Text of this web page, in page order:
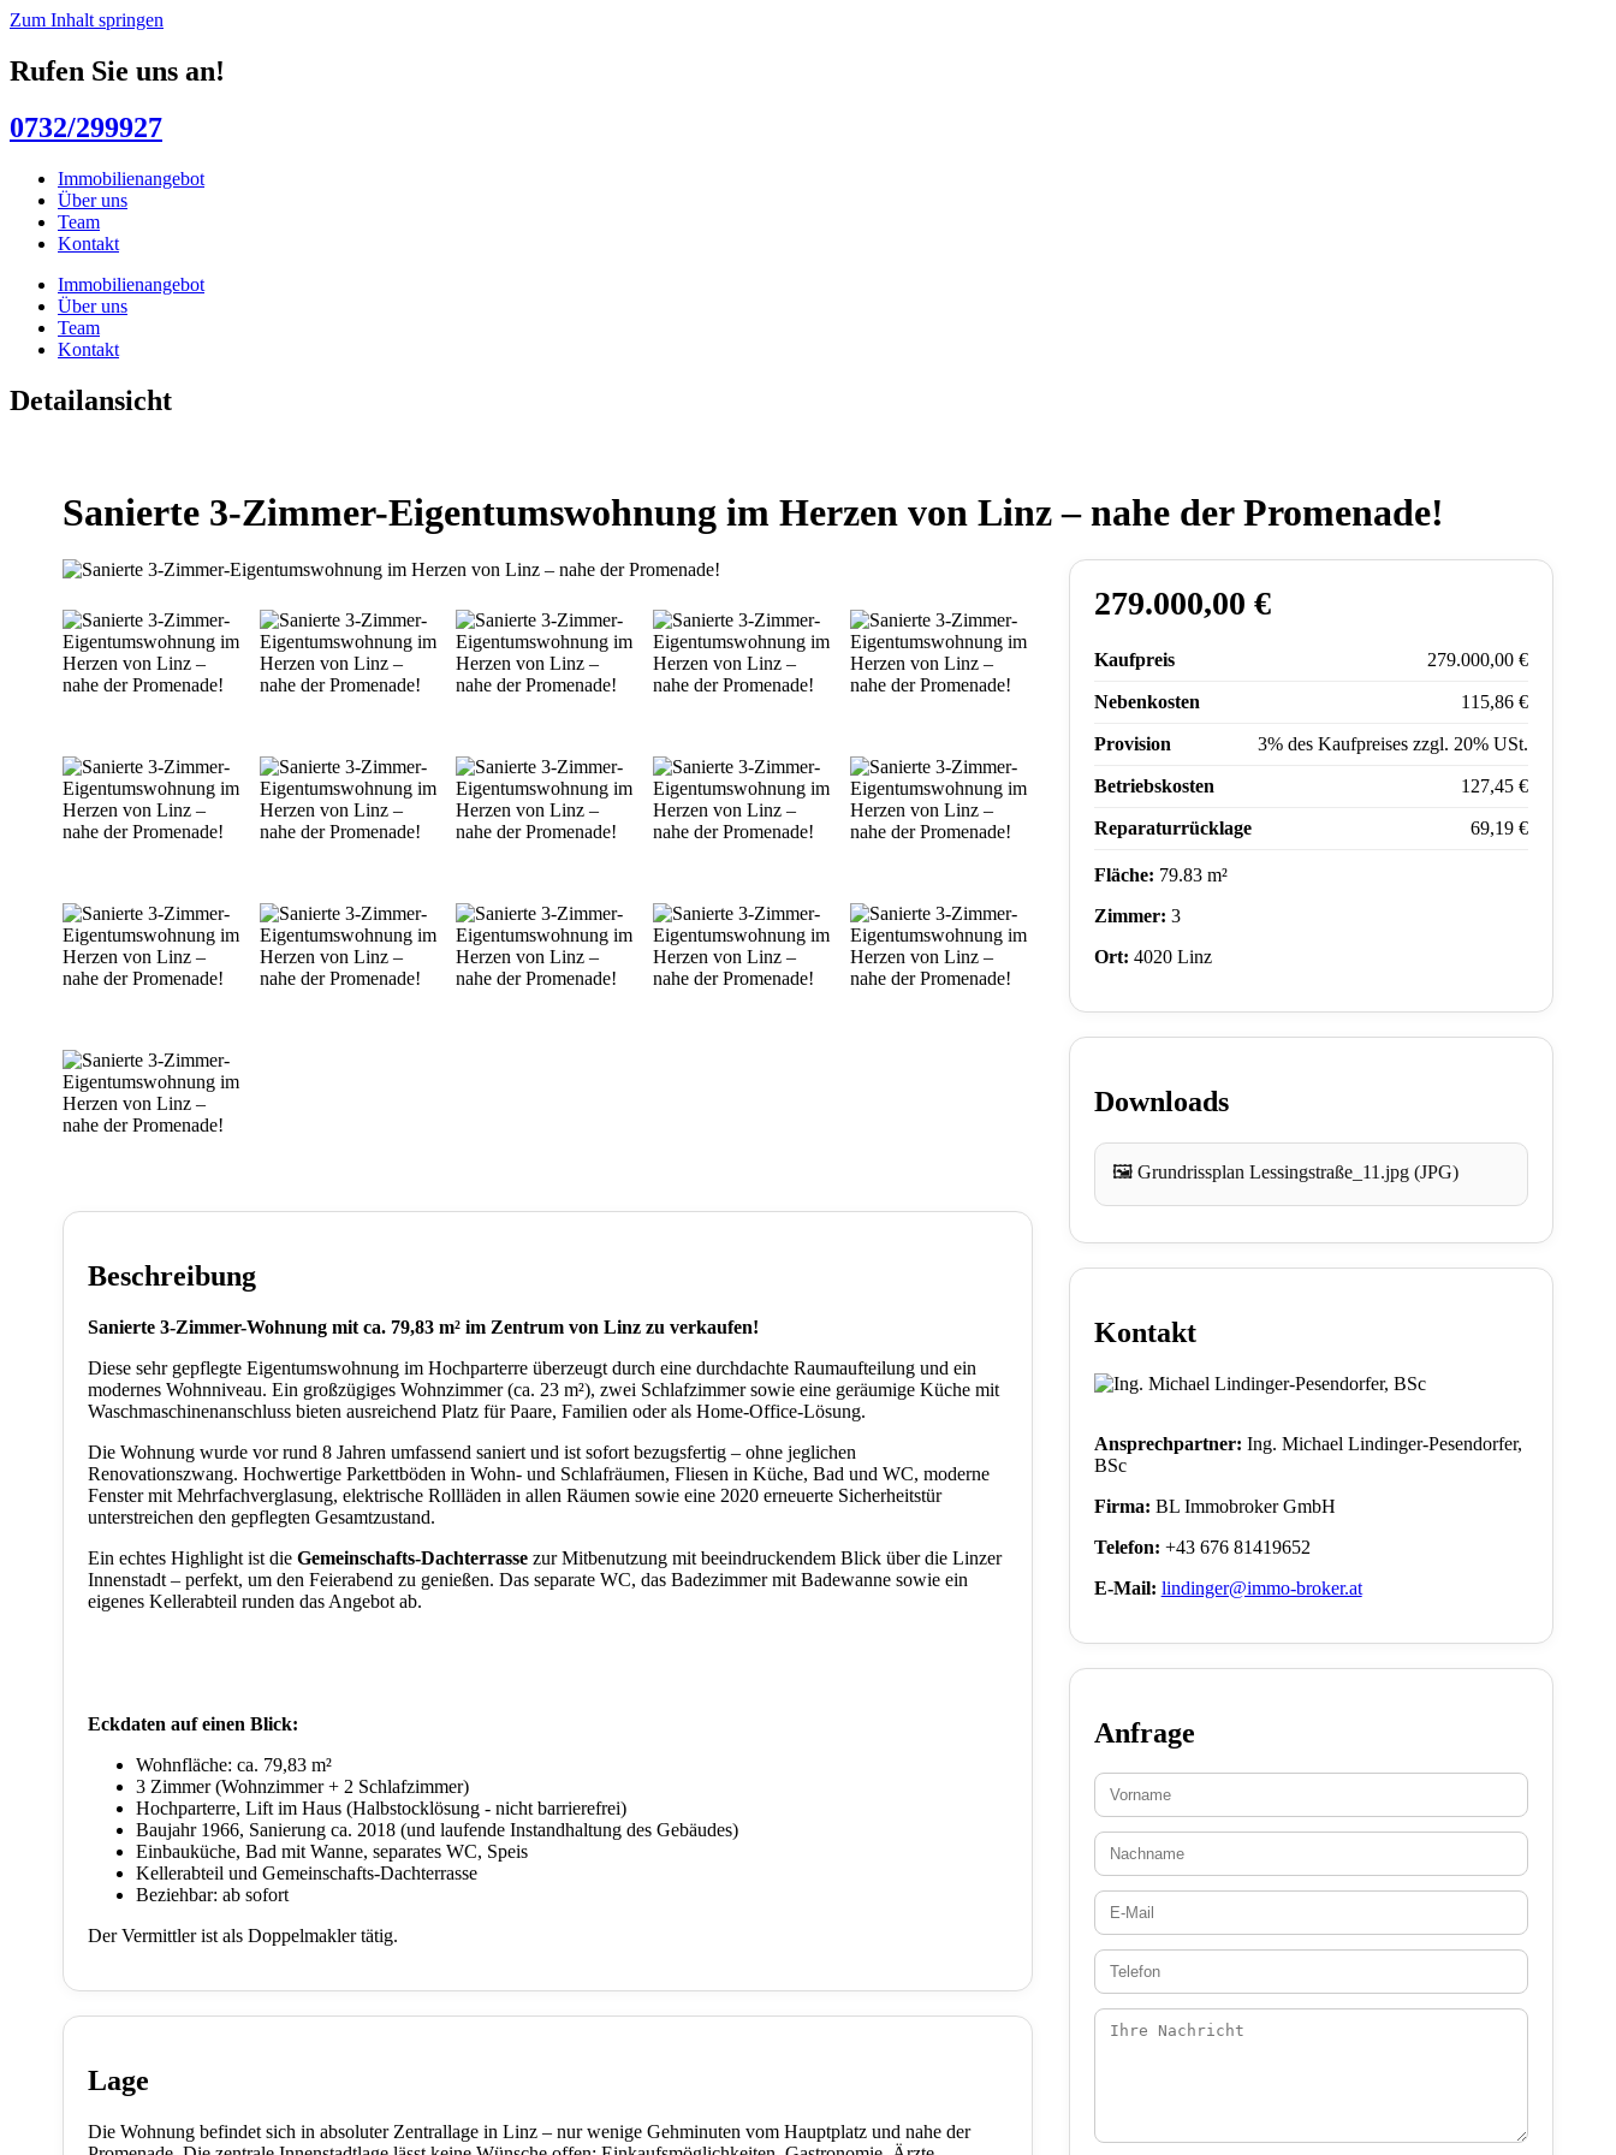
Zum Inhalt springen
Rufen Sie uns an!
0732/299927
Immobilienangebot
Über uns
Team
Kontakt
Immobilienangebot
Über uns
Team
Kontakt
Detailansicht
Sanierte 3-Zimmer-Eigentumswohnung im Herzen von Linz – nahe der Promenade!
Beschreibung
Sanierte 3-Zimmer-Wohnung mit ca. 79,83 m² im Zentrum von Linz zu verkaufen!
Diese sehr gepflegte Eigentumswohnung im Hochparterre überzeugt durch eine durchdachte Raumaufteilung und ein
modernes Wohnniveau. Ein großzügiges Wohnzimmer (ca. 23 m²), zwei Schlafzimmer sowie eine geräumige Küche mit
Waschmaschinenanschluss bieten ausreichend Platz für Paare, Familien oder als Home-Office-Lösung.
Die Wohnung wurde vor rund 8 Jahren umfassend saniert und ist sofort bezugsfertig – ohne jeglichen
Renovationszwang. Hochwertige Parkettböden in Wohn- und Schlafräumen, Fliesen in Küche, Bad und WC, moderne
Fenster mit Mehrfachverglasung, elektrische Rollläden in allen Räumen sowie eine 2020 erneuerte Sicherheitstür
unterstreichen den gepflegten Gesamtzustand.
Ein echtes Highlight ist die Gemeinschafts-Dachterrasse zur Mitbenutzung mit beeindruckendem Blick über die Linzer
Innenstadt – perfekt, um den Feierabend zu genießen. Das separate WC, das Badezimmer mit Badewanne sowie ein
eigenes Kellerabteil runden das Angebot ab.
Eckdaten auf einen Blick:
Wohnfläche: ca. 79,83 m²
3 Zimmer (Wohnzimmer + 2 Schlafzimmer)
Hochparterre, Lift im Haus (Halbstocklösung - nicht barrierefrei)
Baujahr 1966, Sanierung ca. 2018 (und laufende Instandhaltung des Gebäudes)
Einbauküche, Bad mit Wanne, separates WC, Speis
Kellerabteil und Gemeinschafts-Dachterrasse
Beziehbar: ab sofort
Der Vermittler ist als Doppelmakler tätig.
Lage
Die Wohnung befindet sich in absoluter Zentrallage in Linz – nur wenige Gehminuten vom Hauptplatz und nahe der
279.000,00 €
Kaufpreis 279.000,00 €
Nebenkosten 115,86 €
Provision 3% des Kaufpreises zzgl. 20% USt.
Betriebskosten 127,45 €
Reparaturrücklage 69,19 €
Fläche: 79.83 m²
Zimmer: 3
Ort: 4020 Linz
Downloads
🖼️ Grundrissplan Lessingstraße_11.jpg (JPG)
Kontakt
Ansprechpartner: Ing. Michael Lindinger-Pesendorfer,
BSc
Firma: BL Immobroker GmbH
Telefon: +43 676 81419652
E-Mail: lindinger@immo-broker.at
Anfrage